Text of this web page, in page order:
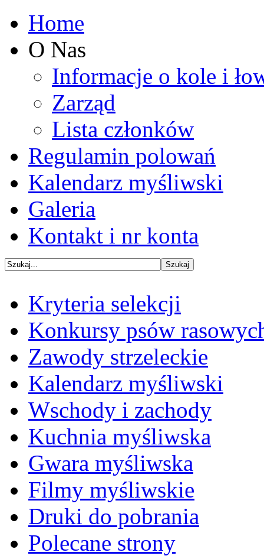
Home
O Nas
Informacje o kole i
Zarząd
Lista członków
Regulamin polowań
Kalendarz myśliwski
Galeria
Kontakt i nr konta
Kryteria selekcji
Konkursy psów
Zawody strzeleckie
Kalendarz myśliwski
Wschody i zachody
Kuchnia myśliwska
Gwara myśliwska
Filmy myśliwskie
Druki do pobrania
Polecane strony